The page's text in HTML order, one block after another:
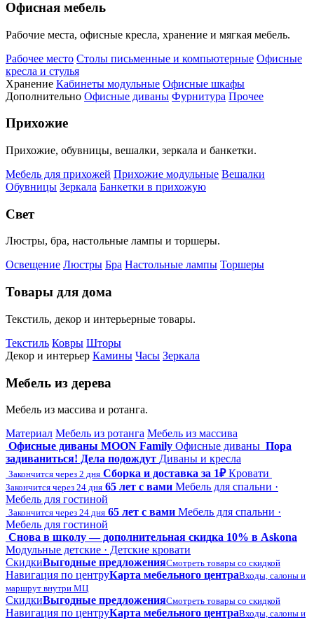
Офисная мебель
Рабочие места, офисные кресла, хранение и мягкая мебель.
Рабочее место Столы письменные и компьютерные Офисные
кресла и стулья
Хранение Кабинеты модульные Офисные шкафы
Дополнительно Офисные диваны Фурнитура Прочее
Прихожие
Прихожие, обувницы, вешалки, зеркала и банкетки.
Мебель для прихожей Прихожие модульные Вешалки
Обувницы Зеркала Банкетки в прихожую
Свет
Люстры, бра, настольные лампы и торшеры.
Освещение Люстры Бра Настольные лампы Торшеры
Товары для дома
Текстиль, декор и интерьерные товары.
Текстиль Ковры Шторы
Декор и интерьер Камины Часы Зеркала
Мебель из дерева
Мебель из массива и ротанга.
Материал Мебель из ротанга Мебель из массива
Офисные диваны MOON Family Офисные диваны Пора
задиваниться! Дела подождут Диваны и кресла
Закончится через 2 дня Сборка и доставка за 1₽ Кровати
Закончится через 24 дня 65 лет с вами Мебель для спальни ·
Мебель для гостиной
Закончится через 24 дня 65 лет с вами Мебель для спальни ·
Мебель для гостиной
Снова в школу — дополнительная скидка 10% в Askona
Модульные детские · Детские кровати
СкидкиВыгодные предложенияСмотреть товары со скидкой
Навигация по центруКарта мебельного центраВходы, салоны и
маршрут внутри МЦ
СкидкиВыгодные предложенияСмотреть товары со скидкой
Навигация по центруКарта мебельного центраВходы, салоны и